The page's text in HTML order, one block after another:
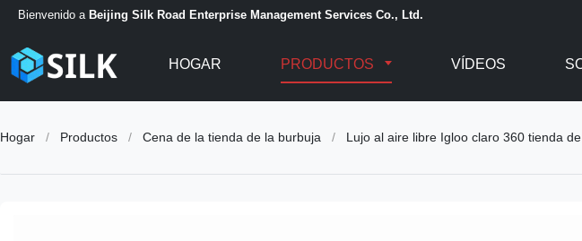
Bienvenido a Beijing Silk Road Enterprise Management Services Co., Ltd.
HOGAR PRODUCTOS VÍDEOS
Hogar / Productos / Cena de la tienda de la burbuja / Lujo al aire libre Igloo claro 360 tienda